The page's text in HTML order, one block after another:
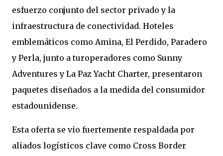
esfuerzo conjunto del sector privado y la
infraestructura de conectividad. Hoteles
emblemáticos como Amina, El Perdido, Paradero
y Perla, junto a turoperadores como Sunny
Adventures y La Paz Yacht Charter, presentaron
paquetes diseñados a la medida del consumidor
estadounidense.
Esta oferta se vio fuertemente respaldada por
aliados logísticos clave como Cross Border